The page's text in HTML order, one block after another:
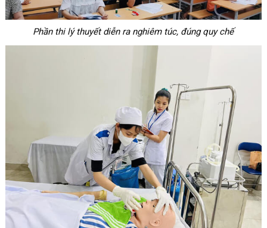
Phần thi lý thuyết diễn ra nghiêm túc, đúng quy chế